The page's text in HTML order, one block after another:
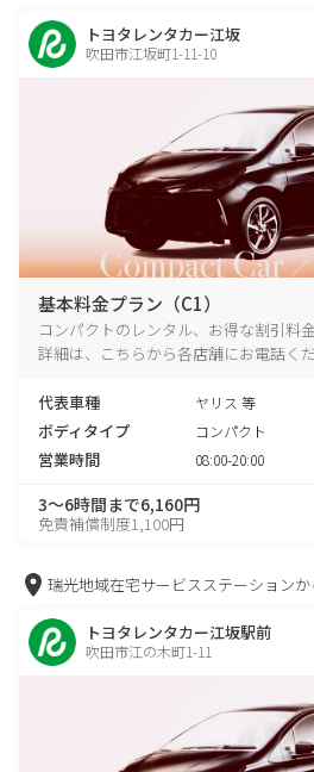
トヨタレンタカー江坂
吹田市江坂町1-11-10
基本料金プラン（C1）
コンパクトのレンタル、お得な割引料
詳細は、こちらから各店舗にお電話くだ
代表車種 ヤリス 等
ボディタイプ コンパクト
営業時間 08:00-20:00
3～6時間まで6,160円
免責補償制度1,100円
瑞光地域在宅サービスステーションか
トヨタレンタカー江坂駅前
吹田市江の木町1-11